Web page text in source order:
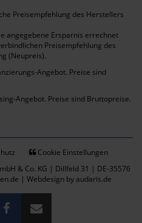
Preisempfehlung des Herstellers
angegebene Ersparnis errechnet
Preisempfehlung des
(Neupreis).
Angebot. Preise sind
Angebot. Preise sind Bruttopreise.
Cookie Einstellungen
& Co. KG | Dillfeld 31 | DE-35576
| Webdesign by audaris.de